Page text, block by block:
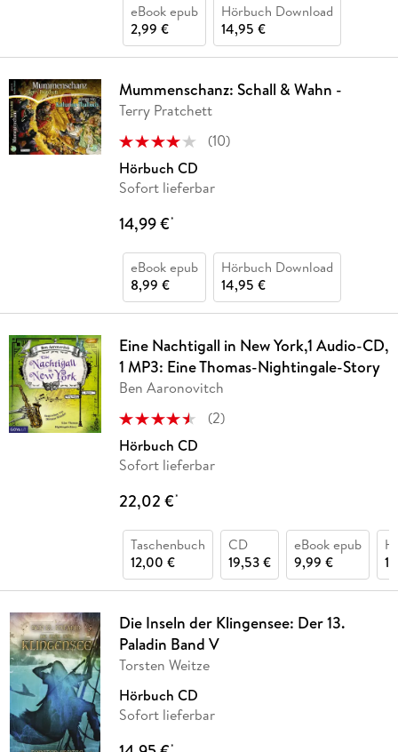
eBook epub
2,99 €
Hörbuch Download
14,95 €
Mummenschanz: Schall & Wahn -
Terry Pratchett
(10)
Hörbuch CD
Sofort lieferbar
14,99 €*
eBook epub
8,99 €
Hörbuch Download
14,95 €
Eine Nachtigall in New York,1 Audio-CD,
1 MP3: Eine Thomas-Nightingale-Story
Ben Aaronovitch
(2)
Hörbuch CD
Sofort lieferbar
22,02 €*
Taschenbuch
12,00 €
CD
19,53 €
eBook epub
9,99 €
Die Inseln der Klingensee: Der 13.
Paladin Band V
Torsten Weitze
Hörbuch CD
Sofort lieferbar
*